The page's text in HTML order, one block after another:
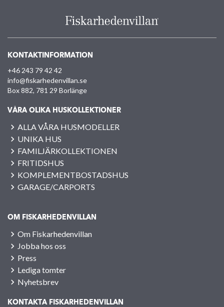
KONTAKTINFORMATION
+46 243 79 42 42
info@fiskarhedenvillan.se
Box 882, 781 29 Borlänge
VÅRA OLIKA HUSKOLLEKTIONER
ALLA VÅRA HUSMODELLER
UNIKA HUS
FAMILJÄRKOLLEKTIONEN
FRITIDSHUS
KOMPLEMENTBOSTADSHUS
GARAGE/CARPORTS
OM FISKARHEDENVILLAN
Om Fiskarhedenvillan
Jobba hos oss
Press
Lediga tomter
Nyhetsbrev
KONTAKTA FISKARHEDENVILLAN